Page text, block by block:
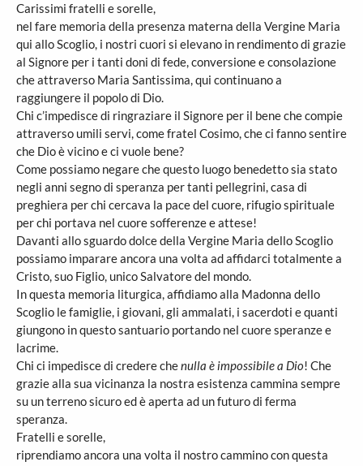
Carissimi fratelli e sorelle,
nel fare memoria della presenza materna della Vergine Maria
qui allo Scoglio, i nostri cuori si elevano in rendimento di grazie
al Signore per i tanti doni di fede, conversione e consolazione
che attraverso Maria Santissima, qui continuano a
raggiungere il popolo di Dio.
Chi c’impedisce di ringraziare il Signore per il bene che compie
attraverso umili servi, come fratel Cosimo, che ci fanno sentire
che Dio è vicino e ci vuole bene?
Come possiamo negare che questo luogo benedetto sia stato
negli anni segno di speranza per tanti pellegrini, casa di
preghiera per chi cercava la pace del cuore, rifugio spirituale
per chi portava nel cuore sofferenze e attese!
Davanti allo sguardo dolce della Vergine Maria dello Scoglio
possiamo imparare ancora una volta ad affidarci totalmente a
Cristo, suo Figlio, unico Salvatore del mondo.
In questa memoria liturgica, affidiamo alla Madonna dello
Scoglio le famiglie, i giovani, gli ammalati, i sacerdoti e quanti
giungono in questo santuario portando nel cuore speranze e
lacrime.
Chi ci impedisce di credere chenulla è impossibile a Dio! Che
grazie alla sua vicinanza la nostra esistenza cammina sempre
su un terreno sicuro ed è aperta ad un futuro di ferma
speranza.
Fratelli e sorelle,
riprendiamo ancora una volta il nostro cammino con questa